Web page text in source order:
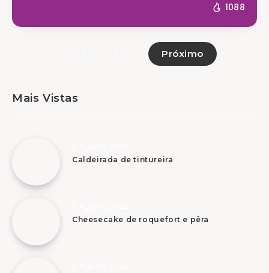
1088
Próximo
Mais Vistas
Caldeirada de tintureira
Cheesecake de roquefort e pêra